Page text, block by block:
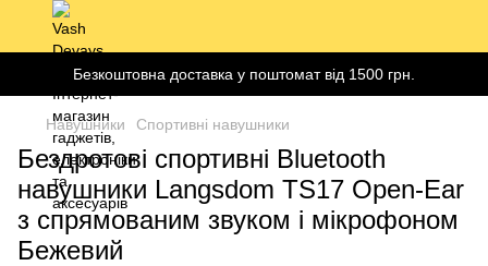
Безкоштовна доставка у поштомат від 1500 грн.
Навушники Спортивні навушники
Бездротові спортивні Bluetooth
навушники Langsdom TS17 Open-Ear
з спрямованим звуком і мікрофоном
Бежевий